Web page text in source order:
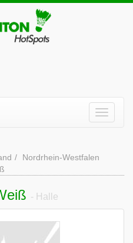
Nordrhein-Westfalen
- Halle